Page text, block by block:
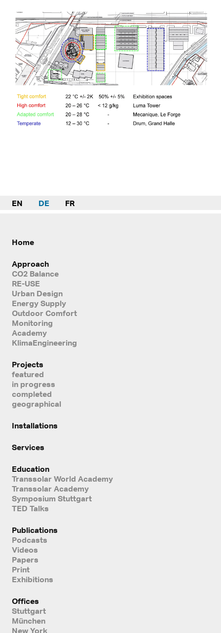
EN DE FR
Home
Approach
CO2 Balance
RE-USE
Urban Design
Energy Supply
Outdoor Comfort
Monitoring
Academy
KlimaEngineering
Projects
featured
in progress
completed
geographical
Installations
Services
Education
Transsolar World Academy
Transsolar Academy
Symposium Stuttgart
TED Talks
Publications
Podcasts
Videos
Papers
Print
Exhibitions
Offices
Stuttgart
München
New York